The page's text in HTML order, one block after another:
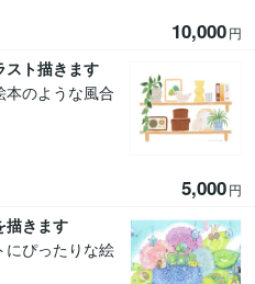
10,000円
スト描きます
本のような風合
5,000円
描きます
にぴったりな絵